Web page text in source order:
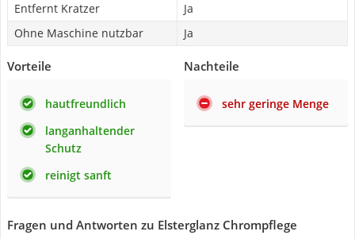
Entfernt Kratzer
Ja
Ohne Maschine nutzbar
Ja
Vorteile
hautfreundlich
langanhaltender
Schutz
reinigt sanft
Nachteile
sehr geringe Menge
Fragen und Antworten zu Elsterglanz Chrompflege